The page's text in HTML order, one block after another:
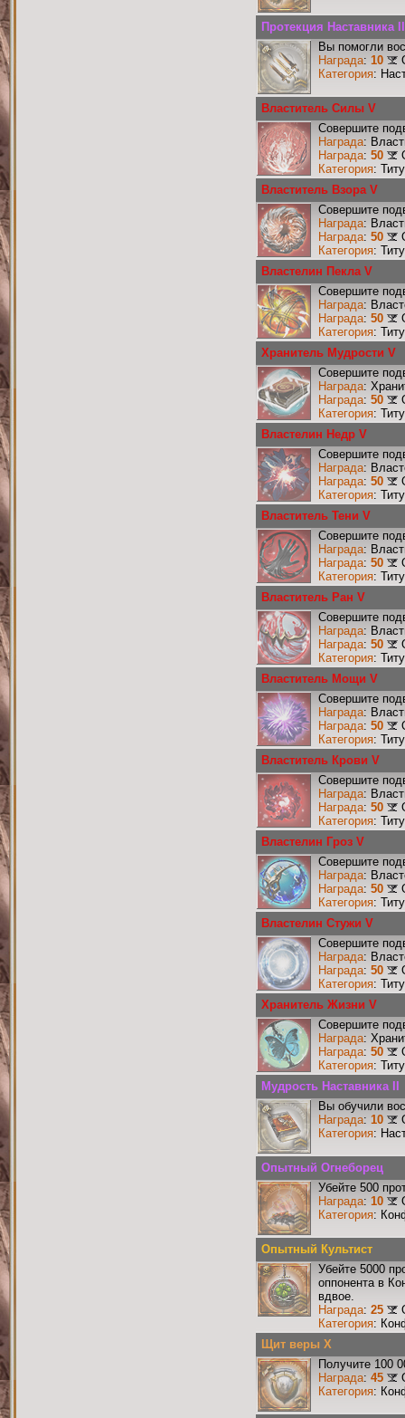
Протекция Наставника II
Вы помогли
Награда: 10
Категория:
Властитель Силы V
Совершите
Награда:
Награда: 50
Категория:
Властитель Взора V
Совершите
Награда:
Награда: 50
Категория:
Властелин Пекла V
Совершите
Награда:
Награда: 50
Категория:
Хранитель Мудрости V
Совершите
Награда:
Награда: 50
Категория:
Властелин Недр V
Совершите
Награда:
Награда: 50
Категория:
Властитель Тени V
Совершите
Награда:
Награда: 50
Категория:
Властитель Ран V
Совершите
Награда:
Награда: 50
Категория:
Властитель Мощи V
Совершите
Награда:
Награда: 50
Категория:
Властитель Крови V
Совершите
Награда:
Награда: 50
Категория:
Властелин Гроз V
Совершите
Награда:
Награда: 50
Категория:
Властелин Стужи V
Совершите
Награда:
Награда: 50
Категория:
Хранитель Жизни V
Совершите
Награда:
Награда: 50
Категория:
Мудрость Наставника II
Вы обучили
Награда: 10
Категория:
Опытный Огнеборец
Убейте 500
Награда: 10
Категория:
Опытный Культист
Убейте 5000
оппонента в
вдвое.
Награда: 25
Категория:
Щит веры X
Получите 100
Награда: 45
Категория: